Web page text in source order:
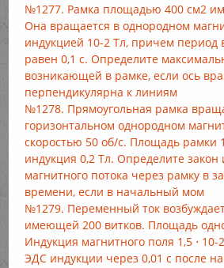
№1277. Рамка площадью 400 см2
Она вращается в однородном
индукцией 10-2 Тл, причем
равен 0,1 с. Определите
возникающей в рамке, если ось
перпендикулярна к линиям
№1278. Прямоугольная рамка
горизонтальном однородном
скоростью 50 об/с. Площадь рамки
индукция 0,2 Тл. Определите закон
магнитного потока через рамку в
времени, если в начальный мом
№1279. Переменный ток
имеющей 200 витков. Площадь
Индукция магнитного поля 1,5 ⋅
ЭДС индукции через 0,01 с после